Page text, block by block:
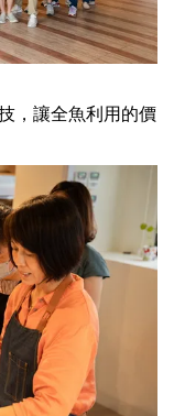
，讓全魚利用的價